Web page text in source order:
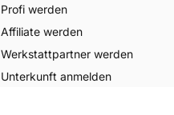
Profi werden
Affiliate werden
Werkstattpartner werden
Unterkunft anmelden